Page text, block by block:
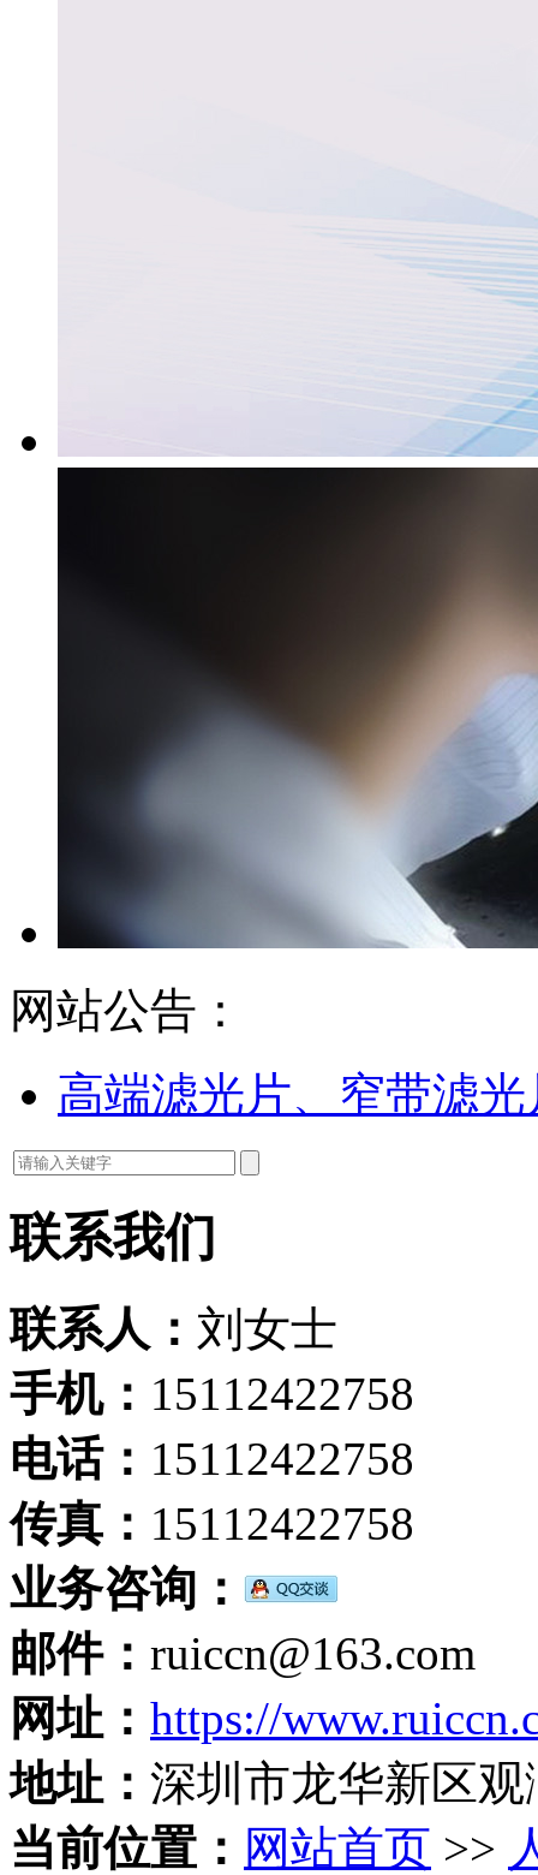
网站公告：
高端滤光片、窄带滤
联系我们
联系人： 刘女士
手机： 15112422758
电话： 15112422758
传真： 15112422758
业务咨询：
邮件： ruiccn@163.com
网址： https://
地址： 深圳市龙华新区
当前位置： 网站首页 >>